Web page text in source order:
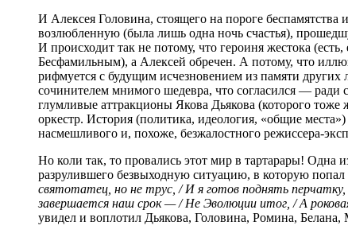
И Алексея Головина, стоящего на пороге
возлюбленную (была лишь одна ночь счастья),
И происходит так не потому, что героиня жестока
Бесфамильным), а Алексей обречен. А потому, что
рифмуется с будущим исчезновением из памяти
сочинителем мнимого шедевра, что согласился —
глумливые аттракционы Якова Дьякова (которого
оркестр. История (политика, идеология, «общие
насмешливого и, похоже, безжалостного режиссера-
Но коли так, то провались этот мир в тартарары! Одна
разрулившего безвыходную ситуацию, в которую
святотатец, но не трус, / И я готов поднять
завершается наш срок — / Не Эволюции итог, / А
увидел и воплотил Дьякова, Головина, Ромина,